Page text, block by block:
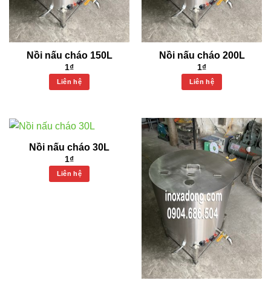
Nồi nấu cháo 150L
1₫
Liên hệ
Nồi nấu cháo 200L
1₫
Liên hệ
Nồi nấu cháo 30L
1₫
Liên hệ